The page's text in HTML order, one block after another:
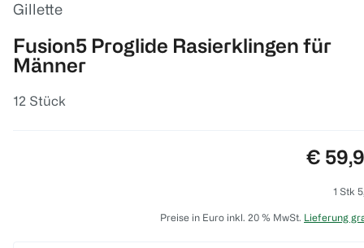
Gillette
Fusion5 Proglide Rasierklingen für
Männer
12 Stück
Preis:
€
1 Stk
Preise in Euro inkl. 20 % MwSt. Lieferung